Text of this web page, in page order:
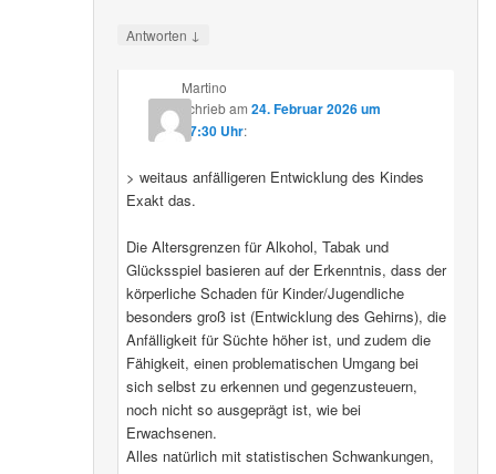
Antworten ↓
Martino
schriebam 24. Februar 2026 um
07:30 Uhr:
> weitaus anfälligeren Entwicklung des Kindes
Exakt das.
Die Altersgrenzen für Alkohol, Tabak und
Glücksspiel basieren auf der Erkenntnis, dass der
körperliche Schaden für Kinder/Jugendliche
besonders groß ist (Entwicklung des Gehirns), die
Anfälligkeit für Süchte höher ist, und zudem die
Fähigkeit, einen problematischen Umgang bei
sich selbst zu erkennen und gegenzusteuern,
noch nicht so ausgeprägt ist, wie bei
Erwachsenen.
Alles natürlich mit statistischen Schwankungen,